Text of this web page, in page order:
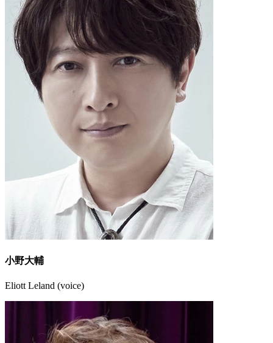
小野大輔
Eliott Leland (voice)